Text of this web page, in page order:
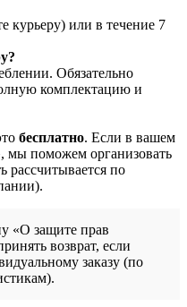
курьеру) или в течение 7
Обязательно
комплектацию и
бесплатно. Если в вашем
мы поможем организовать
рассчитывается по
«О защите прав
возврат, если
заказу (по